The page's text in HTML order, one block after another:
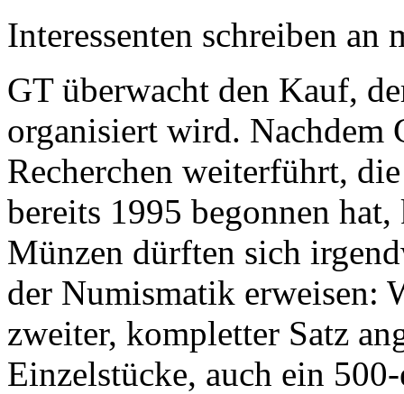
Interessenten schreiben
GT überwacht den Kauf,
organisiert wird. Nachdem
Recherchen weiterführt,
bereits 1995 begonnen
Münzen dürften sich
der Numismatik erweisen:
zweiter, kompletter Satz
Einzelstücke, auch ein